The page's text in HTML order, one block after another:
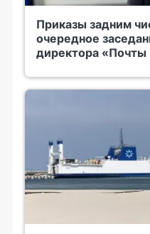
Приказы задним
очередное
директора «Почты